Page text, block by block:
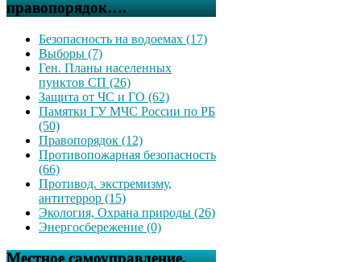
правопорядок….
Безопасность на водоемах (17)
Выборы (7)
Ген. Планы населенных
пунктов СП (26)
Защита от ЧС и ГО (62)
Памятки ГУ МЧС России по РБ
(50)
Правопорядок (12)
Противопожарная безопасность
(66)
Противод. экстремизму,
антитеррор (15)
Экология, Охрана природы (26)
Энергосбережение (0)
Местное самоуправление,